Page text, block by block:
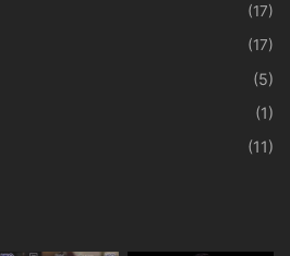
(17)
(17)
(5)
(1)
(11)